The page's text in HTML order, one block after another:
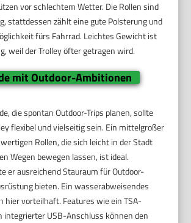
vor schlechtem Wetter. Die Rollen sind
stattdessen zählt eine gute Polsterung und
fürs Fahrrad. Leichtes Gewicht ist
weil der Trolley öfter getragen wird.
mit Outdoor-Ambitionen
die spontan Outdoor-Trips planen, sollte
flexibel und vielseitig sein. Ein mittelgroßer
Rollen, die sich leicht in der Stadt
Wegen bewegen lassen, ist ideal.
er ausreichend Stauraum für Outdoor-
bieten. Ein wasserabweisendes
hier vorteilhaft. Features wie ein TSA-
integrierter USB-Anschluss können den